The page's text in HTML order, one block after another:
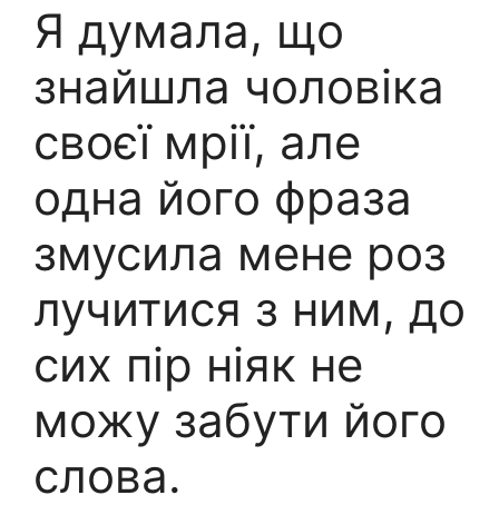
Я думала, що
знайшла чоловіка
своєї мрії, але
одна його фраза
змусила мене роз
лучитися з ним, до
сих пір ніяк не
можу забути його
слова.